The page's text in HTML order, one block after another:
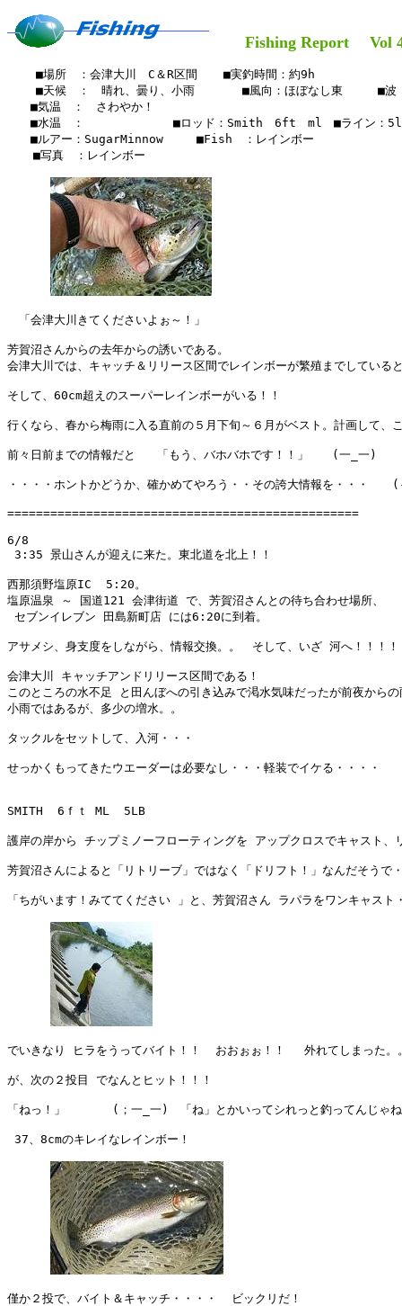
Fishing Report Vol
    ■場所　：会津大川　C＆R区間　  ■実釣時間：約9h
■天候　：　晴れ、曇り、小雨     　■風向：ほぼなし東　　　■波
■気温　：　さわやか！
■水温　：　　　　　　 　■ロッド：Smith　6ft　ml　■ライン：
■ルアー：SugarMinnow　   ■Fish　：レインボー
  　■写真　：レインボー
「会津大川きてくださいよぉ～！」
芳賀沼さんからの去年からの誘いである。
会津大川では、キャッチ＆リリース区間でレインボーが繁殖までしている
そして、60cm超えのスーパーレインボーがいる！！
行くなら、春から梅雨に入る直前の５月下旬～６月がベスト。計画して、
前々日前までの情報だと   「もう、バホバホです！！」　　(一_一)
・・・・ホントかどうか、確かめてやろう・・その誇大情報を・・・　
=================================================
6/8
3:35 景山さんが迎えに来た。東北道を北上！！
西那須野塩原IC  5:20。
塩原温泉 ～ 国道121 会津街道 で、芳賀沼さんとの待ち合わせ場所、
セブンイレブン 田島新町店 には6:20に到着。
アサメシ、身支度をしながら、情報交換。。　そして、いざ 河へ！！！！
会津大川 キャッチアンドリリース区間である！
このところの水不足 と田んぼへの引き込みで渇水気味だったが前夜からの
小雨ではあるが、多少の増水。。
タックルをセットして、入河・・・
せっかくもってきたウエーダーは必要なし・・・軽装でイケる・・・・
SMITH  6ｆｔ ML  5LB
護岸の岸から チップミノーフローティングを アップクロスでキャスト、
芳賀沼さんによると「リトリーブ」ではなく「ドリフト！」なんだそうで
「ちがいます！みててください 」と、芳賀沼さん ラパラをワンキャスト
でいきなり ヒラをうってバイト！！  おおぉぉ！！　 外れてしまった。
が、次の２投目 でなんとヒット！！！
「ねっ！」　　　　(；一_一)　「ね」とかいってシれっと釣ってんじゃ
37、8cmのキレイなレインボー！
僅か２投で、バイト＆キャッチ・・・・  ビックリだ！